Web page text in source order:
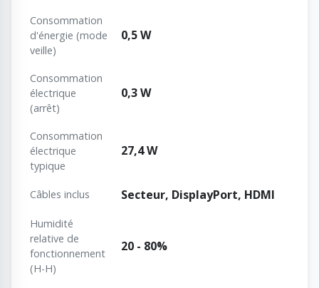
Consommation
d'énergie (mode
veille)
0,5 W
Consommation
électrique
(arrêt)
0,3 W
Consommation
électrique
typique
27,4 W
Câbles inclus Secteur, DisplayPort, HDMI
Humidité
relative de
fonctionnement
(H-H)
20 - 80%